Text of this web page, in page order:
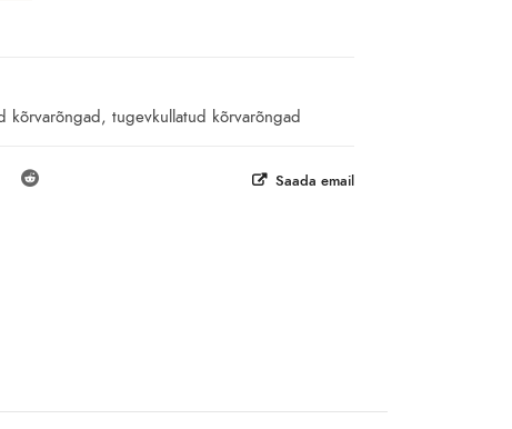
kõrvarõngad, tugevkullatud kõrvarõngad
Saada email